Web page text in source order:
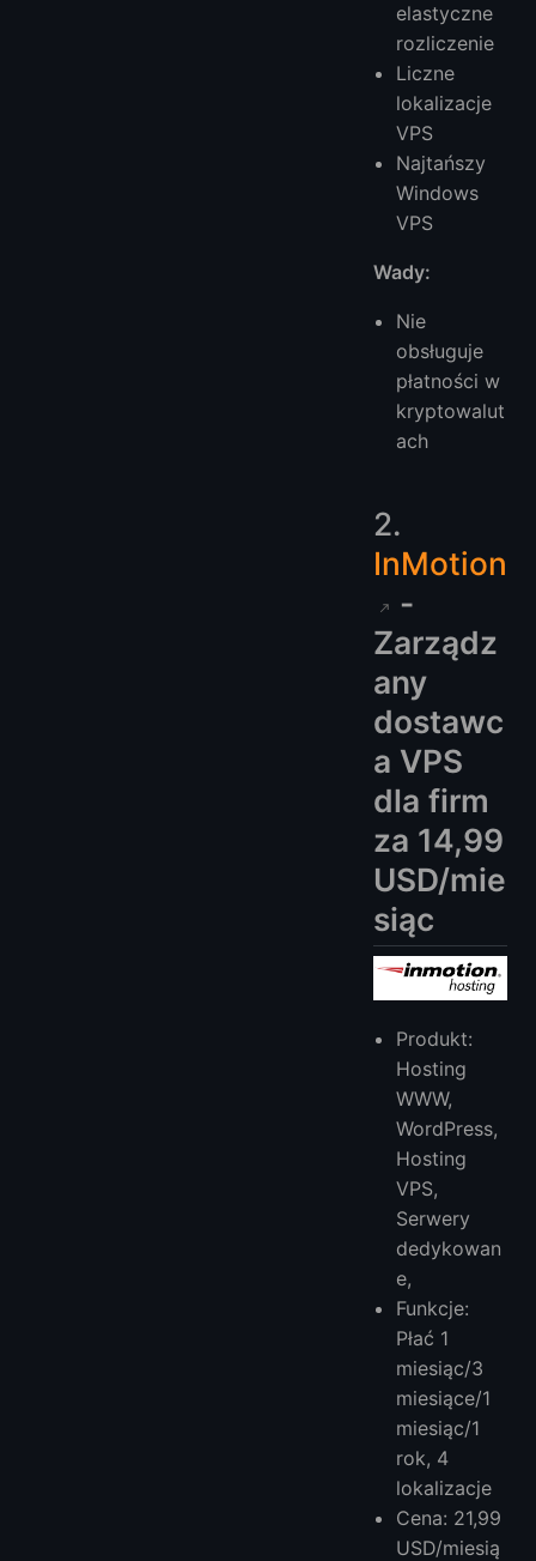
elastyczne
rozliczenie
Liczne
lokalizacje
VPS
Najtańszy
Windows
VPS
Wady:
Nie
obsługuje
płatności w
kryptowalut
ach
2.
InMotion
-
Zarządz
any
dostawc
a VPS
dla firm
za 14,99
USD/mie
siąc
Produkt:
Hosting
WWW,
WordPress,
Hosting
VPS,
Serwery
dedykowan
e,
Funkcje:
Płać 1
miesiąc/3
miesiące/1
miesiąc/1
rok, 4
lokalizacje
Cena: 21,99
USD/miesią